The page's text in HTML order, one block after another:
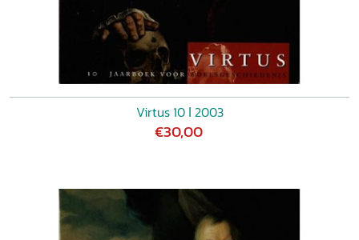
Virtus 10 ǀ 2003
€30,00